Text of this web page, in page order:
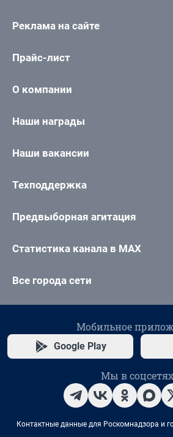
Реклама на сайте
Прайс-лист
О компании
Наши награды
Наши вакансии
Техподдержка
Предвыборная агитация
Статистика канала в MAX
Все города сети
Мобильное
Google Play
Мы в соцсетях
Контактные данные для Роскомнадзора и